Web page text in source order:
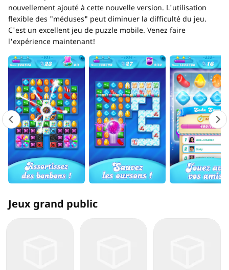
nouvellement ajouté à cette nouvelle version. L'utilisation
flexible des "méduses" peut diminuer la difficulté du jeu.
C'est un excellent jeu de puzzle mobile. Venez faire
l'expérience maintenant!
Jeux grand public